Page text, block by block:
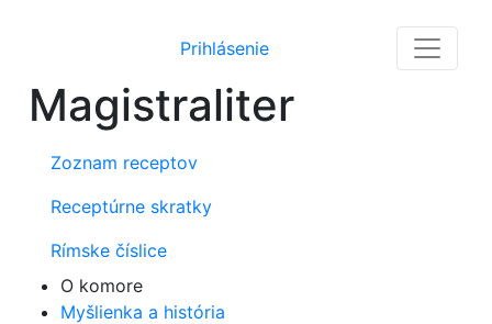
Prihlásenie
Magistraliter
Zoznam receptov
Receptúrne skratky
Rímske číslice
O komore
Myšlienka a história